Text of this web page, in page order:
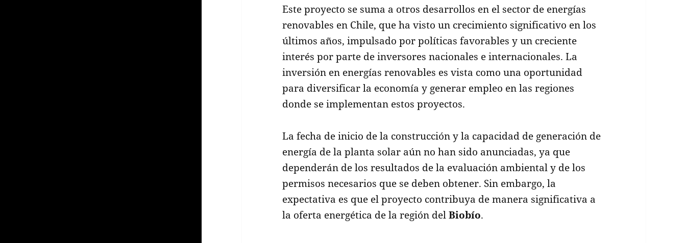
Este proyecto se suma a otros desarrollos en el sector de energías
renovables en Chile, que ha visto un crecimiento significativo en los
últimos años, impulsado por políticas favorables y un creciente
interés por parte de inversores nacionales e internacionales. La
inversión en energías renovables es vista como una oportunidad
para diversificar la economía y generar empleo en las regiones
donde se implementan estos proyectos.
La fecha de inicio de la construcción y la capacidad de generación de
energía de la planta solar aún no han sido anunciadas, ya que
dependerán de los resultados de la evaluación ambiental y de los
permisos necesarios que se deben obtener. Sin embargo, la
expectativa es que el proyecto contribuya de manera significativa a
la oferta energética de la región delBiobío.